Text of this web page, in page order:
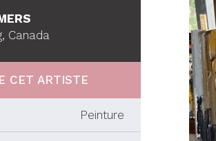
Canada
CET ARTISTE
Peinture